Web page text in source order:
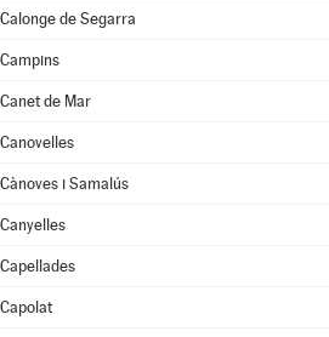
Calonge de Segarra
Campins
Canet de Mar
Canovelles
Cànoves i Samalús
Canyelles
Capellades
Capolat